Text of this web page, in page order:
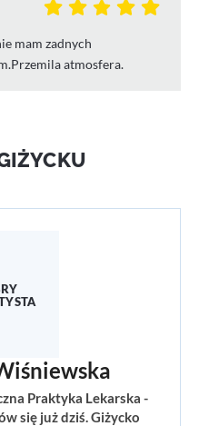
mam zadnych
atmosfera.
Praktyka Lekarska -
się już dziś. Giżycko